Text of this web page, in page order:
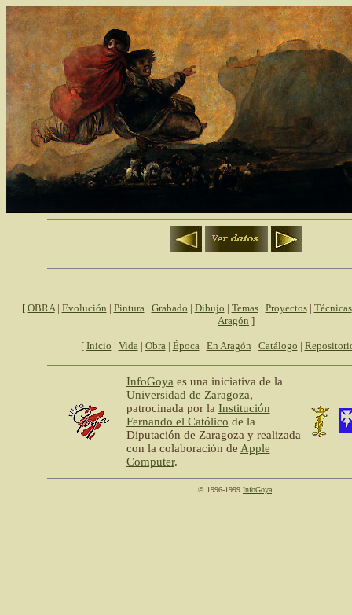
[ OBRA| Evolución | Pintura| Grabado | Dibujo | Temas| Proyectos| Técnicas
Aragón ]
[ Inicio | Vida| Obra| Época| En Aragón | Catálogo |
InfoGoya es una iniciativa de la
Universidad de Zaragoza,
patrocinada por la Institución
Fernando el Católico de la
Diputación de Zaragoza y realizada
con la colaboración de Apple
Computer.
© 1996-1999 InfoGoya